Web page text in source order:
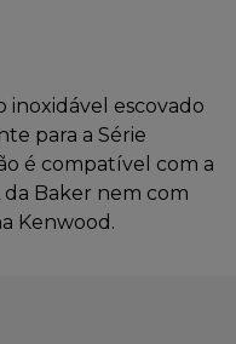
inoxidável escovado
para a Série
é compatível com a
da Baker nem com
Kenwood.